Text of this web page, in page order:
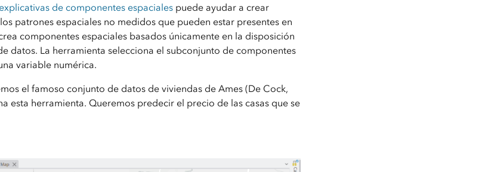
de componentes espacialespuede ayudar a crear
patrones espaciales no medidos que pueden estar presentes en
componentes espaciales basados ​​únicamente en la disposición
datos. La herramienta selecciona el subconjunto de componentes
variable numérica.
el famoso conjunto de datos de viviendas de Ames (De Cock,
esta herramienta. Queremos predecir el precio de las casas que se